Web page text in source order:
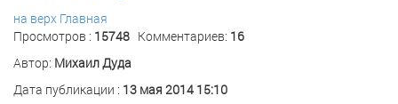
на верх Главная
Просмотров : 15748 Комментариев: 16
Автор: Михаил Дуда
Дата публикации : 13 мая 2014 15:10